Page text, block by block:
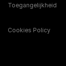
Toegangelijkheid
Cookies Policy